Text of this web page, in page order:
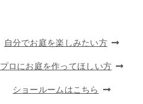
自分でお庭を楽しみたい方
プロにお庭を作ってほしい方
ショールームはこちら